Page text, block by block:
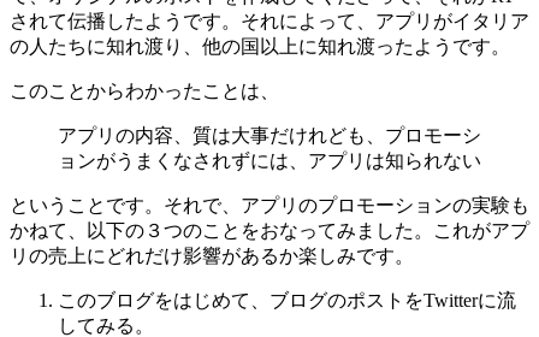
されて伝播したようです。それによって、アプリがイタリア
の人たちに知れ渡り、他の国以上に知れ渡ったようです。
このことからわかったことは、
アプリの内容、質は大事だけれども、プロモーシ
ョンがうまくなされずには、アプリは知られない
ということです。それで、アプリのプロモーションの実験も
かねて、以下の３つのことをおなってみました。これがアプ
リの売上にどれだけ影響があるか楽しみです。
このブログをはじめて、ブログのポストをTwitterに流
してみる。